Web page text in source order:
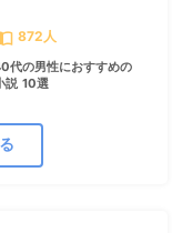
872人
代の男性におすすめの
説 10選